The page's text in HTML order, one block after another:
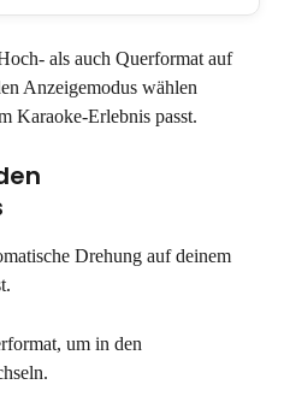
als auch Querformat auf
Anzeigemodus wählen
Karaoke-Erlebnis passt.
Drehung auf deinem
um in den